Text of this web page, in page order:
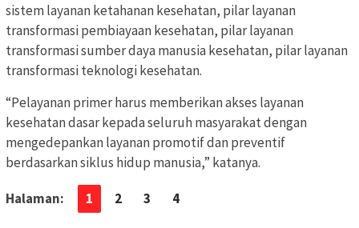
sistem layanan ketahanan kesehatan, pilar layanan
transformasi pembiayaan kesehatan, pilar layanan
transformasi sumber daya manusia kesehatan, pilar layanan
transformasi teknologi kesehatan.
“Pelayanan primer harus memberikan akses layanan
kesehatan dasar kepada seluruh masyarakat dengan
mengedepankan layanan promotif dan preventif
berdasarkan siklus hidup manusia,” katanya.
Halaman: 1 2 3 4